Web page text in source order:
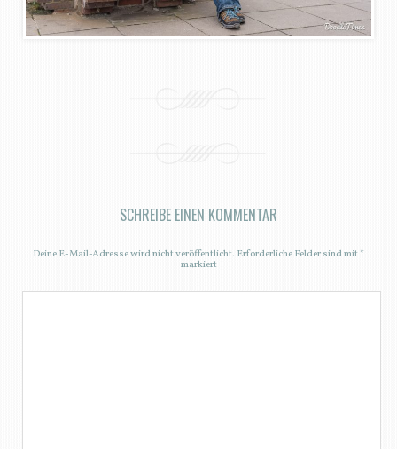
SCHREIBE EINEN KOMMENTAR
Deine E-Mail-Adresse wird nicht veröffentlicht. Erforderliche Felder sind mit*
markiert